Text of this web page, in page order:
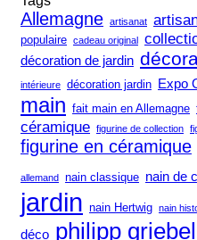
Allemagne artisanat
populaire cadeau original
décoration de jardin
intérieure décoration jardin Expo
main fait main en Allemagne
céramique figurine de collection
figurine en céramique
allemand nain classique nain de
jardin nain Hertwig nain
déco philipp griebel